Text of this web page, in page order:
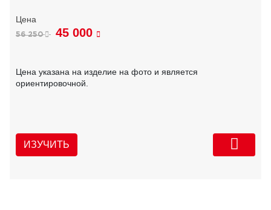
56 250 45 000
Цена указана на изделие на фото и является
ориентировочной.
ИЗУЧИТЬ